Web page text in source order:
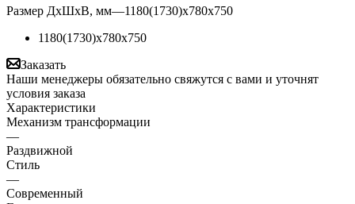
Размер ДхШхВ, мм—1180(1730)х780х750
1180(1730)х780х750
Заказать
Наши менеджеры обязательно свяжутся с вами и уточнят
условия заказа
Характеристики
Механизм трансформации
—
Раздвижной
Стиль
—
Современный